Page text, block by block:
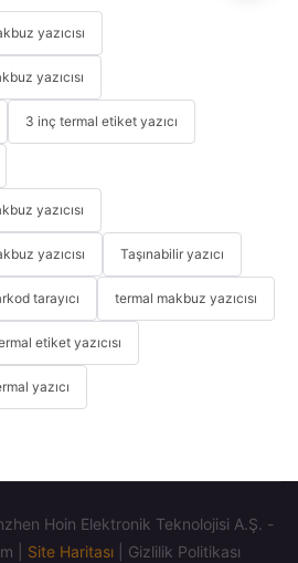
yazıcısı
yazıcısı
3 inç termal etiket yazıcı
yazıcısı
yazıcısı Taşınabilir yazıcı
tarayıcı termal makbuz yazıcısı
etiket yazıcısı
yazıcı
Hoin Elektronik Teknolojisi A.Ş. -
|
Site Haritası| Gizlilik Politikası